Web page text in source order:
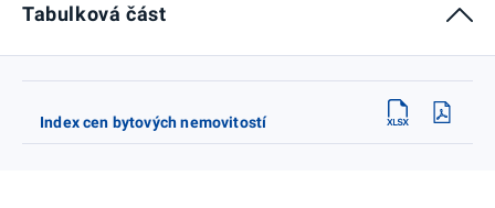
Tabulková část
Index cen bytových nemovitostí